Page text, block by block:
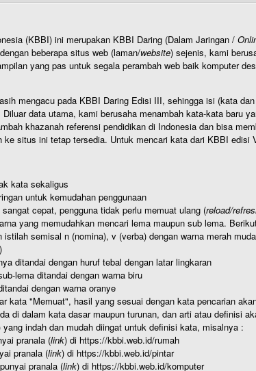
(KBBI) ini merupakan KBBI Daring (Dalam Jaringan /
beberapa situs web (laman/website) sejenis, kami
yang pas untuk segala perambah web baik komputer
mengacu pada KBBI Daring Edisi III, sehingga isi (kata
data utama, kami berusaha menambah kata-kata baru
khazanah referensi pendidikan di Indonesia dan bisa
ke situs ini tetap tersedia. Untuk mencari kata dari KBBI
kata sekaligus
untuk kemudahan penggunaan
cepat, pengguna tidak perlu memuat ulang (reload/
yang memudahkan mencari lema maupun sub lema.
semisal n (nomina), v (verba) dengan warna merah
ditandai dengan huruf tebal dengan latar lingkaran
lema ditandai dengan warna biru
dengan warna oranye
kata "Memuat", hasil yang sesuai dengan kata pencarian
di dalam kata dasar maupun turunan, dan arti atau definisi
yang indah dan mudah diingat untuk definisi kata, misalnya :
pranala (link) di https://kbbi.web.id/rumah
pranala (link) di https://kbbi.web.id/pintar
pranala (link) di https://kbbi.web.id/komputer